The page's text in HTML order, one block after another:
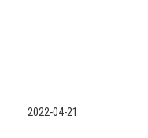
2022-04-21